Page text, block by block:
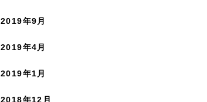
2019年9月
2019年4月
2019年1月
2018年12月